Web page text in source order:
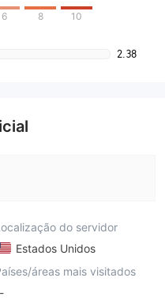
6 8 10
2.38
do servidor
Estados Unidos
áreas mais visitados